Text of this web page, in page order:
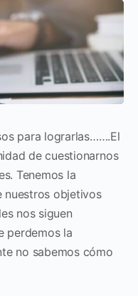
para lograrlas…….El
de cuestionarnos
Tenemos la
nuestros objetivos
nos siguen
perdemos la
no sabemos cómo